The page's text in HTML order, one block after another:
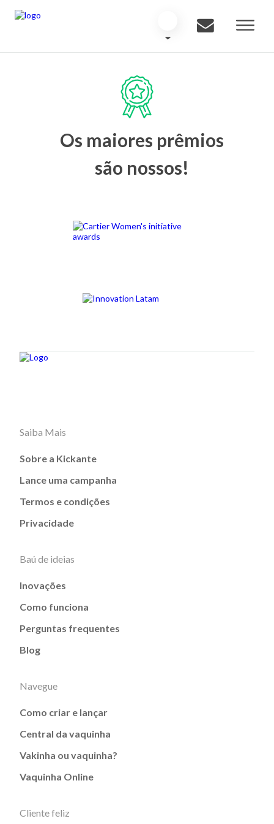
Os maiores prêmios
são nossos!
Saiba Mais
Sobre a Kickante
Lance uma campanha
Termos e condições
Privacidade
Baú de ideias
Inovações
Como funciona
Perguntas frequentes
Blog
Navegue
Como criar e lançar
Central da vaquinha
Vakinha ou vaquinha?
Vaquinha Online
Cliente feliz